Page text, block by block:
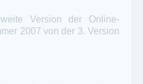
Version der Online-
2007 von der 3. Version